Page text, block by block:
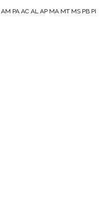
AM PA AC AL AP MA MT MS PB PI